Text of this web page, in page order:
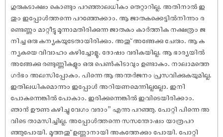
ഗുരുകടാക്ഷം കൊണ്ടും പറഞ്ഞാലധികം തെറ്റാറില്ല. അതിനാൽ ഇ
തും ഇപ്പോൾത്തന്നെ പറഞ്ഞേക്കാം. ആ ജാതകക്കെട്ടിൽനിന്നും ര
ണ്ടെണ്ണം മാറ്റീട്ടു മൂന്നാമതിരിക്കുന്ന ജാതകം കാർത്തിക നക്ഷത്രം ജ
നിച്ച ഒരു കന്യകയുടേതായിരിക്കും. അതു് അങ്ങേക്കു ചേരും. ആ ക
ന്യകയെ വിവാഹം കഴിച്ചോളൂ. ദോ‌ഷം വരികയില്ല. ആ ഭാര്യയിൽ
അങ്ങേക്കു രണ്ടുണ്ണികളും ഒരു പെൺകിടാവും ഉണ്ടാകും. നാലാമത്തെ
ഗർഭം അലസിപ്പോകും. പിന്നെ ആ അന്തർജനം പ്രസവിക്കുകയുമില്ല.
ഇതിലധികമൊന്നും ഇപ്പോൾ അറിയണമെന്നില്ലല്ലോ. ഇനി
പോകുന്നെങ്കിൽ പോകാം. ഇരിക്കുന്നെങ്കിൽ ഇവിടെയിരിക്കാം.
ഞാൻ ഊണു കഴിച്ചു വേഗം വരാം” എന്നു പറഞ്ഞു. പോറ്റി പിന്നെ അ
വിടെ താമസിച്ചില്ല. അപ്പോൾത്തന്നെ സസന്തോ‌ഷം യാത്രപറ
ഞ്ഞുപോയി. മൂത്തതു് ഉണ്ണാനായി അകത്തേക്കും പോയി. പോറ്റി